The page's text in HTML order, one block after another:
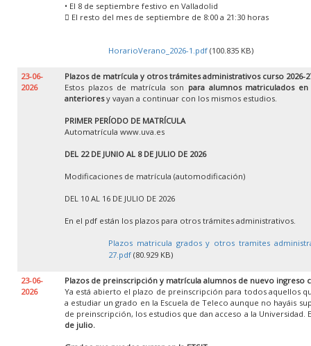
• El 8 de septiembre festivo en Valladolid
 El resto del mes de septiembre de 8:00 a 21:30 horas
HorarioVerano_2026-1.pdf (100.835 KB)
23-06-
2026
Plazos de matrícula y otros trámites administrativos curso 2026-
Estos plazos de matrícula son para alumnos matriculados
anterioresy vayan a continuar con los mismos estudios.
PRIMER PERÍODO DE MATRÍCULA
Automatrícula www.uva.es
DEL 22 DE JUNIO AL 8 DE JULIO DE 2026
Modificaciones de matrícula (automodificación)
DEL 10 AL 16 DE JULIO DE 2026
En el pdf están los plazos para otros trámites administrativos.
Plazos matricula grados y otros tramites
27.pdf (80.929 KB)
23-06-
2026
Plazos de preinscripción y matrícula alumnos de nuevo ingreso
Ya está abierto el plazo de preinscripción para todos aquellos
a estudiar un grado en la Escuela de Teleco aunque no hayáis
de preinscripción, los estudios que dan acceso a la Universidad.
de julio.